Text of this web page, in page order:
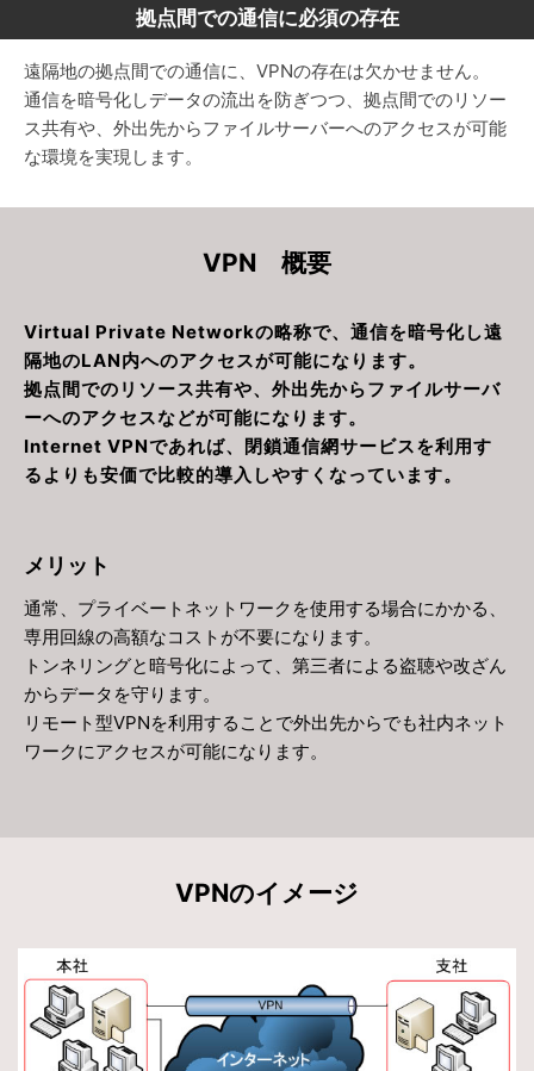
拠点間での通信に必須の存在
遠隔地の拠点間での通信に、VPNの存在は欠かせません。
通信を暗号化しデータの流出を防ぎつつ、拠点間でのリソー
ス共有や、外出先からファイルサーバーへのアクセスが可能
な環境を実現します。
VPN 概要
Virtual Private Networkの略称で、通信を暗号化し遠
隔地のLAN内へのアクセスが可能になります。
拠点間でのリソース共有や、外出先からファイルサーバ
ーへのアクセスなどが可能になります。
Internet VPNであれば、閉鎖通信網サービスを利用す
るよりも安価で比較的導入しやすくなっています。
メリット
通常、プライベートネットワークを使用する場合にかかる、
専用回線の高額なコストが不要になります。
トンネリングと暗号化によって、第三者による盗聴や改ざん
からデータを守ります。
リモート型VPNを利用することで外出先からでも社内ネット
ワークにアクセスが可能になります。
VPNのイメージ